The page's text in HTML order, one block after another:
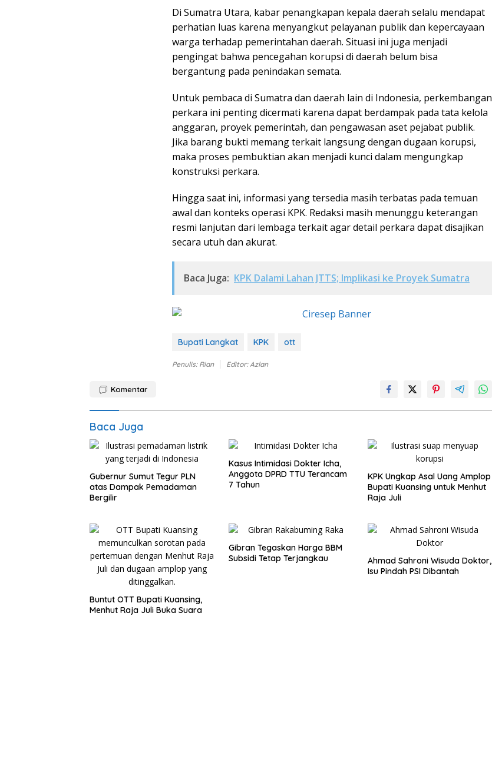
Di Sumatra Utara, kabar penangkapan kepala daerah selalu mendapat
perhatian luas karena menyangkut pelayanan publik dan kepercayaan
warga terhadap pemerintahan daerah. Situasi ini juga menjadi
pengingat bahwa pencegahan korupsi di daerah belum bisa
bergantung pada penindakan semata.
Untuk pembaca di Sumatra dan daerah lain di Indonesia, perkembangan
perkara ini penting dicermati karena dapat berdampak pada tata kelola
anggaran, proyek pemerintah, dan pengawasan aset pejabat publik.
Jika barang bukti memang terkait langsung dengan dugaan korupsi,
maka proses pembuktian akan menjadi kunci dalam mengungkap
konstruksi perkara.
Hingga saat ini, informasi yang tersedia masih terbatas pada temuan
awal dan konteks operasi KPK. Redaksi masih menunggu keterangan
resmi lanjutan dari lembaga terkait agar detail perkara dapat disajikan
secara utuh dan akurat.
Baca Juga: KPK Dalami Lahan JTTS; Implikasi ke Proyek Sumatra
Bupati Langkat KPK ott
Penulis: Rian Editor: Azlan
Komentar
Baca Juga
Gubernur Sumut Tegur PLN
atas Dampak Pemadaman
Bergilir
Kasus Intimidasi Dokter Icha,
Anggota DPRD TTU Terancam
7 Tahun
KPK Ungkap Asal Uang Amplop
Bupati Kuansing untuk Menhut
Raja Juli
Buntut OTT Bupati Kuansing,
Menhut Raja Juli Buka Suara
Gibran Tegaskan Harga BBM
Subsidi Tetap Terjangkau
Ahmad Sahroni Wisuda Doktor,
Isu Pindah PSI Dibantah